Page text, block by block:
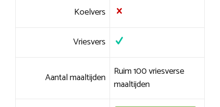
Koelvers
Vriesvers
Aantal maaltijden Ruim 100 vriesverse
maaltijden